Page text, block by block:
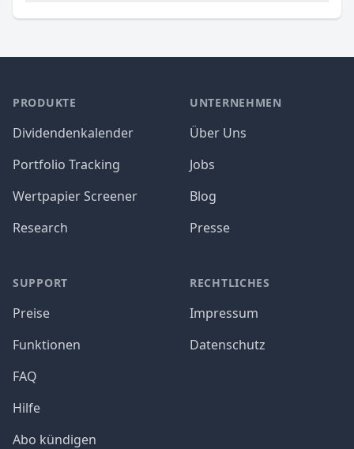
PRODUKTE
Dividendenkalender
Portfolio Tracking
Wertpapier Screener
Research
SUPPORT
Preise
Funktionen
FAQ
Hilfe
Abo kündigen
UNTERNEHMEN
Über Uns
Jobs
Blog
Presse
RECHTLICHES
Impressum
Datenschutz